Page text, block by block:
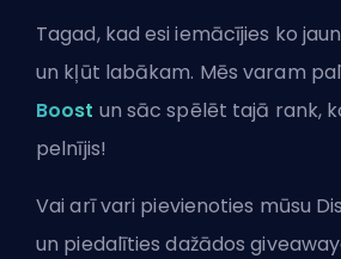
Tagad, kad esi iemācījies ko
un kļūt labākam. Mēs varam
Boost un sāc spēlēt tajā rank,
pelnījis!
Vai arī vari pievienoties mūsu
un piedalīties dažādos